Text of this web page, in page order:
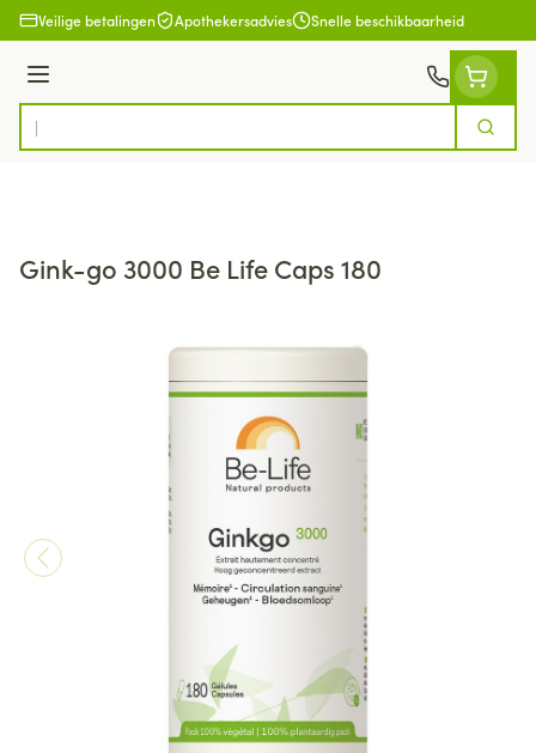
Ga naar de inhoud
Veilige betalingen Apothekersadvies Snelle beschikbaarheid
Menu
Product, merk, categorie...
Zoek
Gink-go 3000 Be Life Caps 180